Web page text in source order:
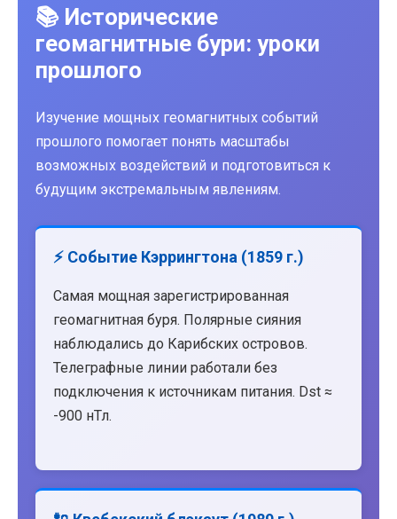
📚 Исторические
геомагнитные бури: уроки
прошлого
Изучение мощных геомагнитных событий
прошлого помогает понять масштабы
возможных воздействий и подготовиться к
будущим экстремальным явлениям.
⚡ Событие Кэррингтона (1859 г.)
Самая мощная зарегистрированная
геомагнитная буря. Полярные сияния
наблюдались до Карибских островов.
Телеграфные линии работали без
подключения к источникам питания. Dst ≈
-900 нТл.